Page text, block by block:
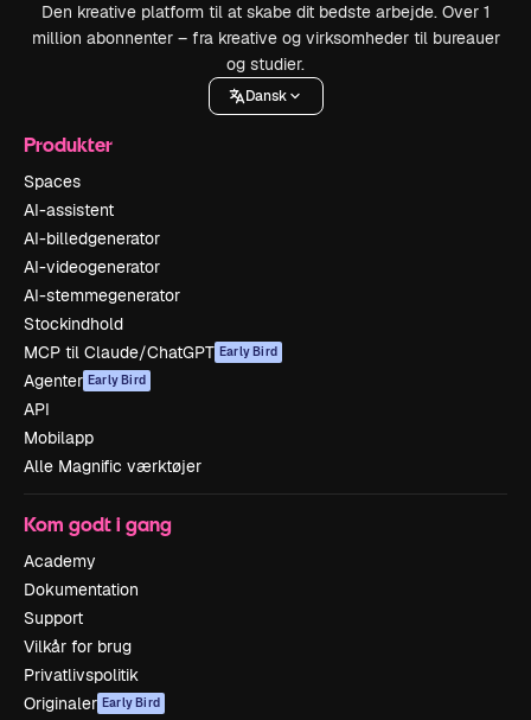
Den kreative platform til at skabe dit bedste arbejde. Over 1
million abonnenter – fra kreative og virksomheder til bureauer
og studier.
Dansk
Produkter
Spaces
AI-assistent
AI-billedgenerator
AI-videogenerator
AI-stemmegenerator
Stockindhold
MCP til Claude/ChatGPT Early Bird
Agenter Early Bird
API
Mobilapp
Alle Magnific værktøjer
Kom godt i gang
Academy
Dokumentation
Support
Vilkår for brug
Privatlivspolitik
Originaler Early Bird